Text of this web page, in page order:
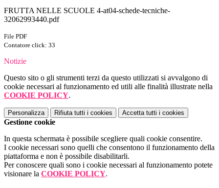
FRUTTA NELLE SCUOLE 4-at04-schede-tecniche-
32062993440.pdf
File PDF
Contatore click: 33
Notizie
Questo sito o gli strumenti terzi da questo utilizzati si avvalgono di
cookie necessari al funzionamento ed utili alle finalità illustrate nella
COOKIE POLICY.
Personalizza Rifiuta tutti i cookies Accetta tutti i cookies
Gestione cookie
In questa schermata è possibile scegliere quali cookie consentire.
I cookie necessari sono quelli che consentono il funzionamento della
piattaforma e non è possibile disabilitarli.
Per conoscere quali sono i cookie necessari al funzionamento potete
visionare la COOKIE POLICY.